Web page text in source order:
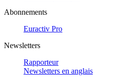
Abonnements
Euractiv Pro
Newsletters
Rapporteur
Newsletters en anglais